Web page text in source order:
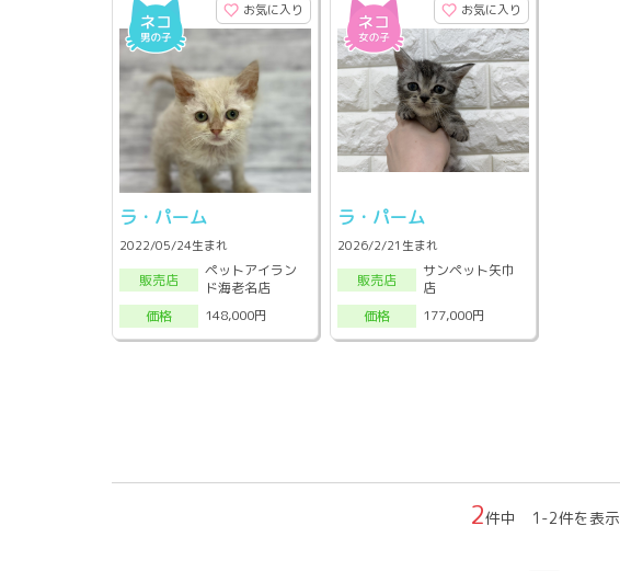
お気に入り
ラ・パーム
2022/05/24生まれ
販売店
ペットアイラン
ド海老名店
価格
148,000円
お気に入り
ラ・パーム
2026/2/21生まれ
販売店
サンペット矢巾
店
価格
177,000円
2件中 1-2件を表示